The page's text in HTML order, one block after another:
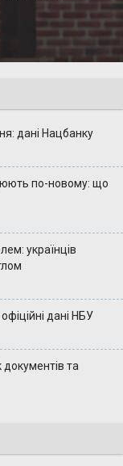
дані Нацбанку
по-новому: що
українців
дані НБУ
документів та